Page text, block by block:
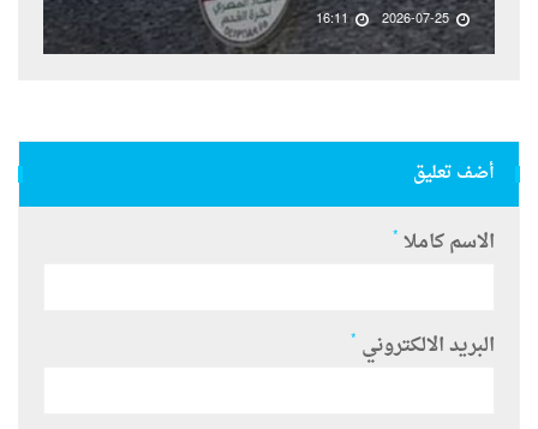
2026-07-25
16:11
أضف تعليق
الاسم كاملا *
البريد الالكتروني *